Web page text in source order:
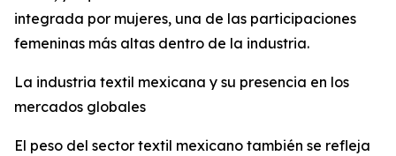
integrada por mujeres, una de las participaciones
femeninas más altas dentro de la industria.
La industria textil mexicana y su presencia en los
mercados globales
El peso del sector textil mexicano también se refleja